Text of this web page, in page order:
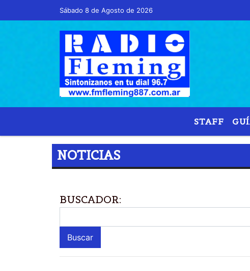
Sábado 8 de Agosto de 2026
STAFF
NOTICIAS
BUSCADOR: